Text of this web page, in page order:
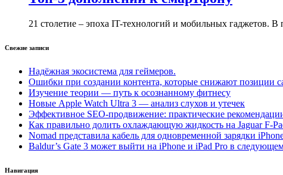
21 столетие – эпоха IT-технологий и мобильных гаджетов.
Свежие записи
Надёжная экосистема для геймеров.
Ошибки при создании контента, которые снижают позиции
Изучение теории — путь к осознанному фитнесу
Новые Apple Watch Ultra 3 — анализ слухов и утечек
Эффективное SEO-продвижение: практические
Как правильно долить охлаждающую жидкость на Jaguar F-
Nomad представила кабель для одновременной зарядки
Baldur’s Gate 3 может выйти на iPhone и iPad Pro в
Навигация